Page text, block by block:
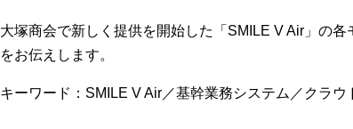
大塚商会で新しく提供を開始した「SMILE V Air」の
をお伝えします。
キーワード：SMILE V Air／基幹業務システム／クラウ